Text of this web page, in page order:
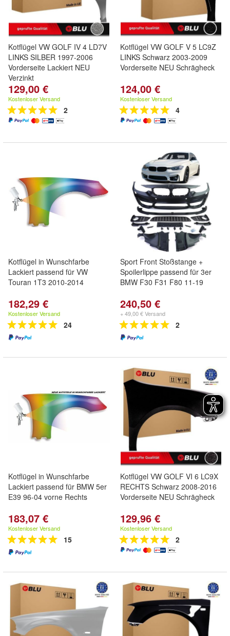
Kotflügel VW GOLF IV 4 LD7V
LINKS SILBER 1997-2006
Vorderseite Lackiert NEU
Verzinkt
129,00 €
Kostenloser Versand
2
Kotflügel VW GOLF V 5 LC9Z
LINKS Schwarz 2003-2009
Vorderseite NEU Schrägheck
124,00 €
Kostenloser Versand
4
Kotflügel in Wunschfarbe
Lackiert passend für VW
Touran 1T3 2010-2014
182,29 €
Kostenloser Versand
24
Sport Front Stoßstange +
Spoilerlippe passend für 3er
BMW F30 F31 F80 11-19
240,50 €
+ 49,00 € Versand
2
Kotflügel in Wunschfarbe
Lackiert passend für BMW 5er
E39 96-04 vorne Rechts
183,07 €
Kostenloser Versand
15
Kotflügel VW GOLF VI 6 LC9X
RECHTS Schwarz 2008-2016
Vorderseite NEU Schrägheck
129,96 €
Kostenloser Versand
2